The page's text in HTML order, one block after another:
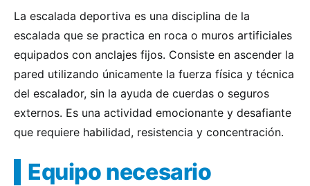
La escalada deportiva es una disciplina de la
escalada que se practica en roca o muros artificiales
equipados con anclajes fijos. Consiste en ascender la
pared utilizando únicamente la fuerza física y técnica
del escalador, sin la ayuda de cuerdas o seguros
externos. Es una actividad emocionante y desafiante
que requiere habilidad, resistencia y concentración.
Equipo necesario